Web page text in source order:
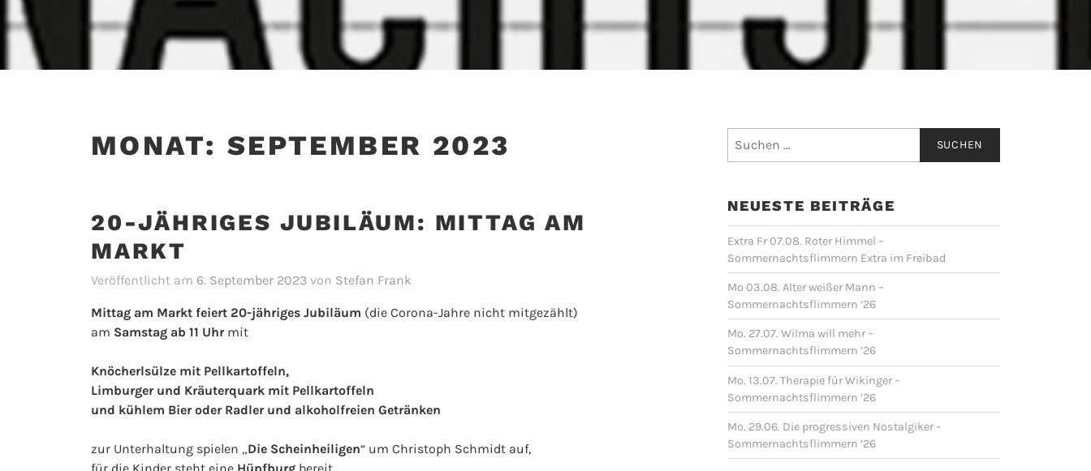
MONAT: SEPTEMBER 2023
20-JÄHRIGES JUBILÄUM: MITTAG AM
MARKT
Veröffentlicht am 6. September 2023 von Stefan Frank
Mittag am Markt feiert 20-jähriges Jubiläum (die Corona-Jahre nicht mitgezählt)
am Samstag ab 11 Uhrmit
Knöcherlsülze mit Pellkartoffeln,
Limburger und Kräuterquark mit Pellkartoffeln
und kühlem Bier oder Radler und alkoholfreien Getränken
zur Unterhaltung spielen „Die Scheinheiligen“ um Christoph Schmidt auf,
nach:
NEUESTE BEITRÄGE
Extra Fr 07.08. Roter Himmel –
Sommernachtsflimmern Extra im Freibad
Mo 03.08. Alter weißer Mann –
Sommernachtsflimmern ’26
Mo. 27.07. Wilma will mehr –
Sommernachtsflimmern ’26
Mo. 13.07. Therapie für Wikinger –
Sommernachtsflimmern ’26
Mo. 29.06. Die progressiven Nostalgiker –
Sommernachtsflimmern ’26